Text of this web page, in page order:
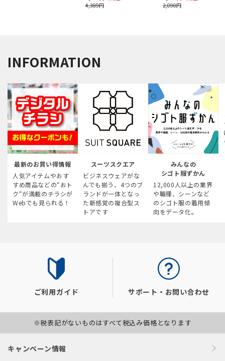
INFORMATION
最新のお買い得情報
人気アイテムやおす
すめ商品などの“おト
ク“が満載のチラシが
Webでも見られる！
スーツスクエア
ビジネスウェアがな
んでも揃う、4つのブ
ランドが一体となっ
た新感覚の複合型ス
トアです
みんなの
シゴト服ずかん
12,000人以上の業界
や職種、シーンなど
のシゴト服の着用傾
向をデータ化。
ご利用ガイド サポート・お問い合わせ
※税表記がないものはすべて税込み価格となります
キャンペーン情報